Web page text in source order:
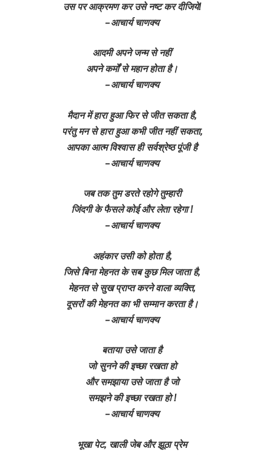
उस पर आक्रमण कर उसे नष्ट कर दीजिये!
– आचार्य चाणक्य
आदमी अपने जन्म से नहीं
अपने कर्मों से महान होता है।
– आचार्य चाणक्य
मैदान में हारा हुआ फिर से जीत सकता है,
परंतु मन से हारा हुआ कभी जीत नहीं सकता,
आपका आत्म विश्वास ही सर्वश्रेष्ठ पूंजी है
– आचार्य चाणक्य
जब तक तुम डरते रहोगे तुम्हारी
जिंदगी के फैसले कोई और लेता रहेगा !
– आचार्य चाणक्य
अहंकार उसी को होता है,
जिसे बिना मेहनत के सब कुछ मिल जाता है,
मेहनत से सुख प्राप्त करने वाला व्यक्ति,
दूसरों की मेहनत का भी सम्मान करता है।
– आचार्य चाणक्य
बताया उसे जाता है
जो सुनने की इच्छा रखता हो
और समझाया उसे जाता है जो
समझने की इच्छा रखता हो !
– आचार्य चाणक्य
भूखा पेट, खाली जेब और झूठा प्रेम